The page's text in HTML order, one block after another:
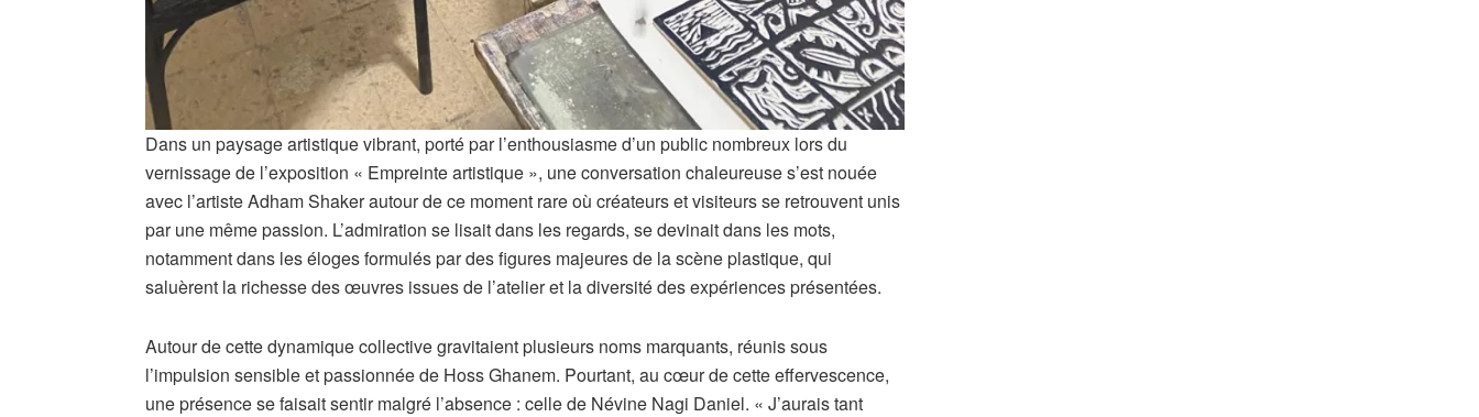
Dans un paysage artistique vibrant, porté par l’enthousiasme d’un public nombreux lors du
vernissage de l’exposition « Empreinte artistique », une conversation chaleureuse s’est nouée
avec l’artiste Adham Shaker autour de ce moment rare où créateurs et visiteurs se retrouvent unis
par une même passion. L’admiration se lisait dans les regards, se devinait dans les mots,
notamment dans les éloges formulés par des figures majeures de la scène plastique, qui
saluèrent la richesse des œuvres issues de l’atelier et la diversité des expériences présentées.
Autour de cette dynamique collective gravitaient plusieurs noms marquants, réunis sous
l’impulsion sensible et passionnée de Hoss Ghanem. Pourtant, au cœur de cette effervescence,
une présence se faisait sentir malgré l’absence : celle de Névine Nagi Daniel. « J’aurais tant